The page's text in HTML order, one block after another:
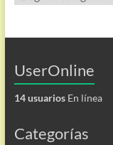
UserOnline
14 usuariosEn línea
Categorías